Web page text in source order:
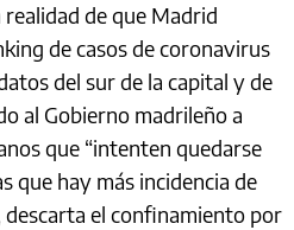
de que Madrid
de casos de coronavirus
del sur de la capital y de
al Gobierno madrileño a
que “intenten quedarse
que hay más incidencia de
descarta el confinamiento por